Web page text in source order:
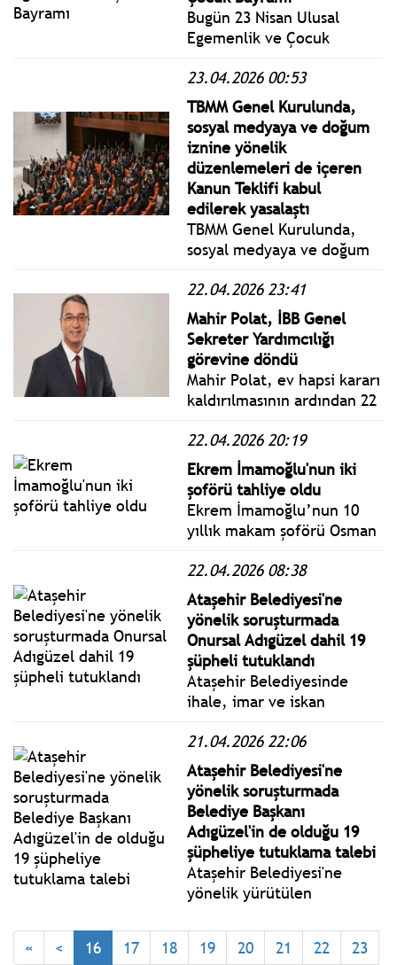
Bugün 23 Nisan Ulusal
Egemenlik ve Çocuk
TBMM'nin kuruluşunun 106.
yılı. Bugün Türkiye Büyük
Millet Meclisi 106 yıl önce
23 Nisan 1920'de kuruldu.
Cumhuriyetimizin
temelleri o gün atıldı.
23.04.2026 00:53
TBMM Genel Kurulunda,
sosyal medyaya ve doğum
iznine yönelik
düzenlemeleri de içeren
Kanun Teklifi kabul
edilerek yasalaştı
TBMM Genel Kurulunda,
sosyal medyaya ve doğum
düzenlemeleri de içeren
Sosyal Hizmetler Kanunu
ve Bazı Kanunlarda
Değişiklik Yapılmasına Dair
Kanun Teklifi kabul
edilerek yasalaştı.
22.04.2026 23:41
Mahir Polat, İBB Genel
Sekreter Yardımcılığı
görevine döndü
Mahir Polat, ev hapsi kararı
kaldırılmasının ardından 22
itibarıyla İBB Genel
Sekreter Yardımcılığı
görevine geri döndü.
22.04.2026 20:19
Ekrem İmamoğlu'nun iki
şoförü tahliye oldu
Ekrem İmamoğlu’nun 10
yıllık makam şoförü Osman
Recep Cebeci'nin de
tahliye edildi.
22.04.2026 08:38
Ataşehir Belediyesi'ne
yönelik soruşturmada
Onursal Adıgüzel dahil 19
şüpheli tutuklandı
Ataşehir Belediyesinde
ihale, imar ve iskan
alındığı iddiasıyla yürütülen
soruşturmada, aralarında
Belediye Başkanı Onursal
Adıgüzel'in de bulunduğu
20 kişiden 19'u tutuklandı.
21.04.2026 22:06
Ataşehir Belediyesi'ne
yönelik soruşturmada
Belediye Başkanı
Adıgüzel'in de olduğu 19
şüpheliye tutuklama talebi
Ataşehir Belediyesi'ne
yönelik yürütülen
Belediye Başkanı Onursal
Adıgüzel'in de bulunduğu
« < 16 17 18 19 20 21 22
23